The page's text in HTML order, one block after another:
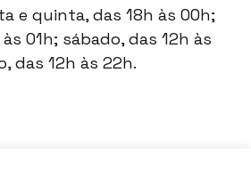
e quinta, das 18h às 00h;
01h; sábado, das 12h às
das 12h às 22h.